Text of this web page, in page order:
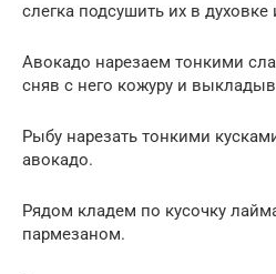
слегка подсушить их в
Авокадо нарезаем тонкими
сняв с него кожуру и
Рыбу нарезать тонкими
авокадо.
Рядом кладем по кусочку
пармезаном.